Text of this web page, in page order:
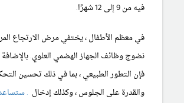
فيه من 9 إلى 12 شهرًا.
في معظم الأطفال ، يختفي مرض الارتجاع
نضوج وظائف الجهاز الهضمي العلوي. بالإضافة
فإن التطور الطبيعي ، بما في ذلك تحسين
والقدرة على الجلوس ، وكذلك إدخال .